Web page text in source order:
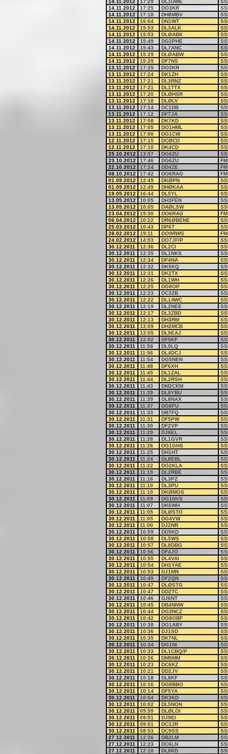
14.11.2012 17:29 DL1UWE
14.11.2012
17:25 DO3KR
14.11.2012
17:18 DH8MBV
14.11.2012
16:04 DN1WT
14.11.2012
15:53 DL3ALK
14.11.2012
15:53 DLØABK
14.11.2012
15:49 DG2PHE
14.11.2012
15:43 DL7ANC
14.11.2012
15:29 DLØABW
14.11.2012
15:29 DF7NS
13.11.2012
17:25 DO3KR
13.11.2012
17:24 DK1ZH
13.11.2012
17:21 DL3RNZ
13.11.2012
17:21 DL1TTX
13.11.2012
17:20 DLØHSR
13.11.2012
17:18 DLØLV
13.11.2012
17:14 DC1DB
13.11.2012
17:12 DF7JA
13.11.2012
17:08 DK7KD
13.11.2012
17:05 DO1HML
13.11.2012
17:00 DG1CW
12.11.2012
17:15 DCØCD
12.11.2012
17:10 DK4CD
25.10.2012
13:57 DG6ZU
23.10.2012
17:46 DG6ZU
FM
22.10.2012
17:24 DD4ZE
FM
08.10.2012
17:42 DO6RAG
FM
01.09.2012
12:49 DKØPN
01.09.2012
12:49 DHØKAA
19.05.2012
16:44 DL5YL
13.05.2012
10:05 DH3FEN
13.05.2012
10:05 DAØLSW
23.04.2012
19:30 DO6RAG
FM
06.04.2012
10:22 DR6ØBENE
25.03.2012
10:43 DP6T
28.02.2012
19:11 DO9RWG
FM
24.02.2012
14:03 DO7JF/P
30.12.2011
12:36 DL2CI
30.12.2011
12:35 DL1NKS
30.12.2011
12:34 DF4NA
30.12.2011
12:32 DK5KQ
30.12.2011
12:31 DK2TX
30.12.2011
12:26 DL1WH
30.12.2011
12:25 DG8OP
30.12.2011
12:23 DC3ZB
30.12.2011
12:22 DL1AWC
30.12.2011
12:19 DL2NEE
30.12.2011
12:17 DL3ZBD
30.12.2011
12:13 DH3RM
30.12.2011
12:09 DH2MCB
30.12.2011
12:05 DL9EAJ
30.12.2011
12:02 DF5KF
30.12.2011
11:58 DL9LQ
30.12.2011
11:56 DL4DCJ
30.12.2011
11:54 DG5NEN
30.12.2011
11:48 DF6XH
30.12.2011
11:45 DL1ZAL
30.12.2011
11:44 DL2RSH
30.12.2011
11:43 DM2CKM
30.12.2011
11:39 DL8YBU
30.12.2011
11:39 DL8NAX
30.12.2011
11:37 DG8FU
30.12.2011
11:33 DB7FQ
30.12.2011
11:31 DF5PW
30.12.2011
11:30 DF2VP
30.12.2011
11:29 DJ8EL
30.12.2011
11:28 DL1GVR
30.12.2011
11:26 DG1GHS
30.12.2011
11:25 DH1HT
30.12.2011
11:24 DL8EBL
30.12.2011
11:22 DG2KLA
30.12.2011
11:19 DL2RBE
30.12.2011
11:16 DL3PZ
30.12.2011
11:10 DL3PU
30.12.2011
11:10 DKØMOS
30.12.2011
11:09 DG1NVS
30.12.2011
11:07 DK6WH
30.12.2011
11:05 DLØSTO
30.12.2011
11:05 DG4VW
30.12.2011
11:00 DJ2NR
30.12.2011
10:59 DD5KD
30.12.2011
10:58 DL5WS
30.12.2011
10:57 DL8DBG
30.12.2011
10:56 DF4JO
30.12.2011
10:55 DL4VAI
30.12.2011
10:54 DH1YAE
30.12.2011
10:53 DJ1MN
30.12.2011
10:49 DF2QN
30.12.2011
10:47 DLØSTG
30.12.2011
10:47 DD2TC
30.12.2011
10:46 DJ6NT
30.12.2011
10:45 DB4NNW
30.12.2011
10:44 DG3NCZ
30.12.2011
10:42 DG8OBF
30.12.2011
10:38 DG1ABY
30.12.2011
10:36 DJ1SD
30.12.2011
10:35 DK7NL
30.12.2011
10:34 DG1NI
30.12.2011
10:33 DL1CBQ/P
30.12.2011
10:26 DM9MM
30.12.2011
10:23 DC6KZ
30.12.2011
10:21 DD2JV
30.12.2011
10:18 DL8KF
30.12.2011
10:16 DG8BBO
30.12.2011
10:14 DF5YA
30.12.2011
10:04 DK3KD
30.12.2011
10:02 DL5NON
30.12.2011
09:59 DLØLOI
30.12.2011
09:01 DJ9EI
30.12.2011
09:01 DC3JR
30.12.2011
08:53 DC9SS
27.12.2011
12:26 DB2LM
27.12.2011
12:23 DC6LN
27.12.2011
12:10 DL8KD